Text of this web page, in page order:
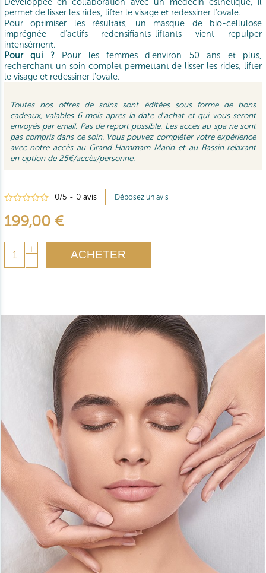
permet de lisser les rides, lifter le visage et redessiner l’ovale.
Pour optimiser les résultats, un masque de bio-cellulose
imprégnée d’actifs redensifiants-liftants vient repulper
intensément.
Pour qui ?Pour les femmes d'environ 50 ans et plus,
recherchant un soin complet permettant de lisser les rides, lifter
le visage et redessiner l'ovale.
Toutes nos offres de soins sont éditées sous forme de bons
cadeaux, valables 6 mois après la date d'achat et qui vous seront
envoyés par email. Pas de report possible. Les accès au spa ne sont
pas compris dans ce soin. Vous pouvez compléter votre expérience
avec notre accès au Grand Hammam Marin et au Bassin relaxant
en option de 25€/accès/personne.
0/5 - 0avis Déposez un avis
199,00 €
+
-
ACHETER